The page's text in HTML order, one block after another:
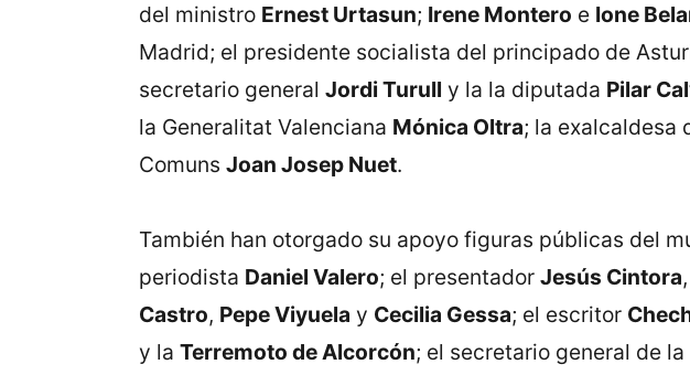
del ministro Ernest Urtasun; Irene Montero e Ione
Madrid; el presidente socialista del principado de
secretario general Jordi Turull y la la diputada Pilar
la Generalitat Valenciana Mónica Oltra; la exalcaldesa
Comuns Joan Josep Nuet.
También han otorgado su apoyo figuras públicas del
periodista Daniel Valero; el presentador Jesús Cintora
Castro, Pepe Viyuela y Cecilia Gessa; el escritor
y la Terremoto de Alcorcón; el secretario general de la